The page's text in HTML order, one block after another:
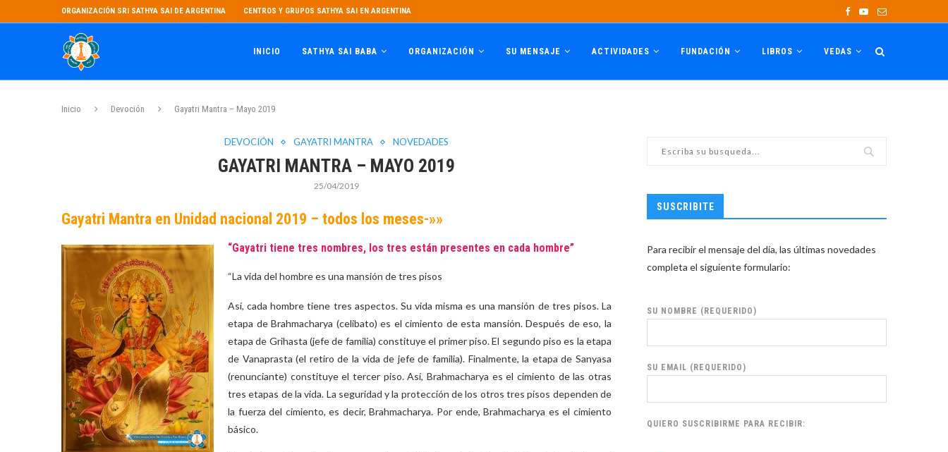
ORGANIZACIÓN SRI SATHYA SAI DE ARGENTINA CENTROS Y GRUPOS SATHYA SAI EN ARGENTINA
INICIO SATHYA SAI BABA ORGANIZACIÓN SU MENSAJE ACTIVIDADES FUNDACIÓN LIBROS VEDAS
Inicio Devoción Gayatri Mantra – Mayo 2019
DEVOCIÓN GAYATRI MANTRA NOVEDADES
GAYATRI MANTRA – MAYO 2019
25/04/2019
Gayatri Mantra en Unidad nacional 2019 – todos los meses-»»
“Gayatri tiene tres nombres, los tres están presentes en cada hombre”
“La vida del hombre es una mansión de tres pisos
Así, cada hombre tiene tres aspectos. Su vida misma es una mansión de tres pisos. La
etapa de Brahmacharya (celibato) es el cimiento de esta mansión. Después de eso, la
etapa de Grihasta (jefe de familia) constituye el primer piso. El segundo piso es la etapa
de Vanaprasta (el retiro de la vida de jefe de familia). Finalmente, la etapa de Sanyasa
(renunciante) constituye el tercer piso. Así, Brahmacharya es el cimiento de las otras
tres etapas de la vida. La seguridad y la protección de los otros tres pisos dependen de
la fuerza del cimiento, es decir, Brahmacharya. Por ende, Brahmacharya es el cimiento
básico.
SUSCRIBITE
Para recibir el mensaje del día, las últimas novedades
completa el siguiente formulario:
SU NOMBRE (REQUERIDO)
SU EMAIL (REQUERIDO)
QUIERO SUSCRIBIRME PARA RECIBIR: